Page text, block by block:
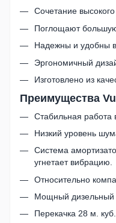
Сочетание
Поглощают
Надежны и удобны
Эргономичный
Изготовлено из
Преимущества
Стабильная работа
Низкий уровень
Система
угнетает вибрацию.
Относительно
Мощный дизельный
Перекачка 28 м.